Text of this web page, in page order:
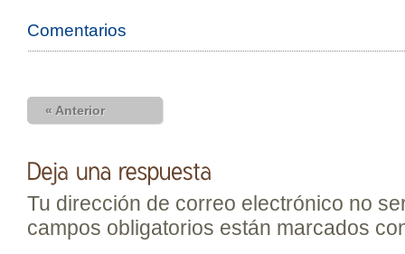
Comentarios
« Anterior
Tu dirección de correo electrónico no
campos obligatorios están marcados